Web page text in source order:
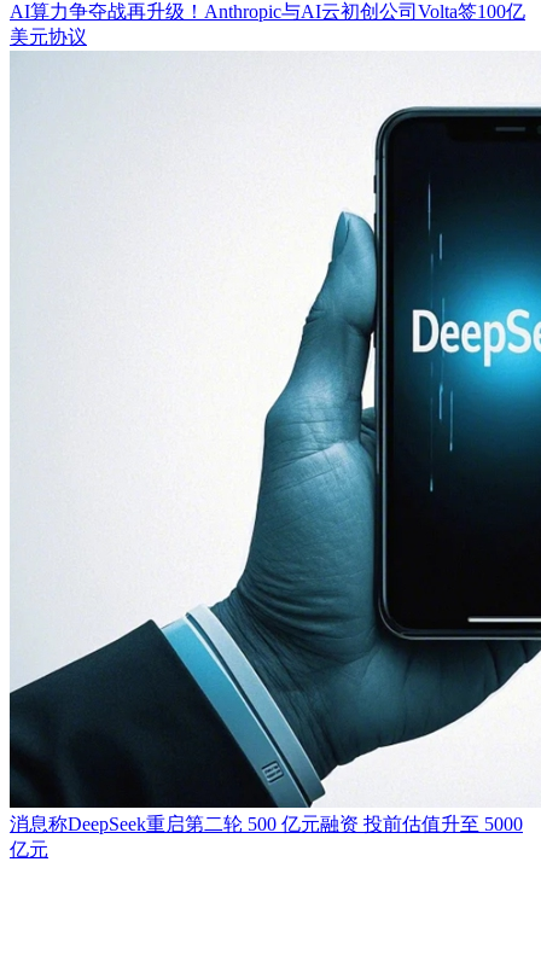
AI算力争夺战再升级！Anthropic与AI云初创公司Volta签100亿
美元协议
消息称DeepSeek重启第二轮 500 亿元融资 投前估值升至 5000
亿元